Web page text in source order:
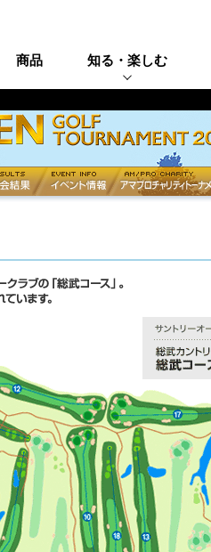
商品 知る・楽しむ